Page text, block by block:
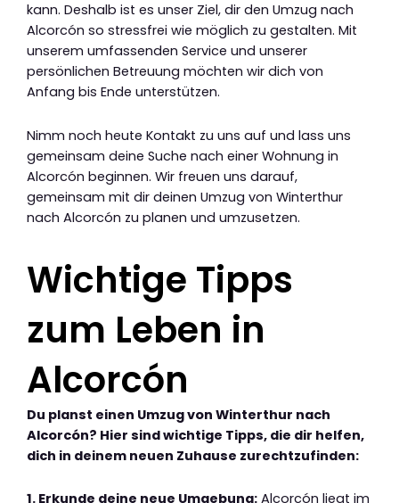
kann. Deshalb ist es unser Ziel, dir den Umzug nach
Alcorcón so stressfrei wie möglich zu gestalten. Mit
unserem umfassenden Service und unserer
persönlichen Betreuung möchten wir dich von
Anfang bis Ende unterstützen.
Nimm noch heute Kontakt zu uns auf und lass uns
gemeinsam deine Suche nach einer Wohnung in
Alcorcón beginnen. Wir freuen uns darauf,
gemeinsam mit dir deinen Umzug von Winterthur
nach Alcorcón zu planen und umzusetzen.
Wichtige Tipps
zum Leben in
Alcorcón
Du planst einen Umzug von Winterthur nach
Alcorcón? Hier sind wichtige Tipps, die dir helfen,
dich in deinem neuen Zuhause zurechtzufinden:
1. Erkunde deine neue Umgebung: Alcorcón liegt im